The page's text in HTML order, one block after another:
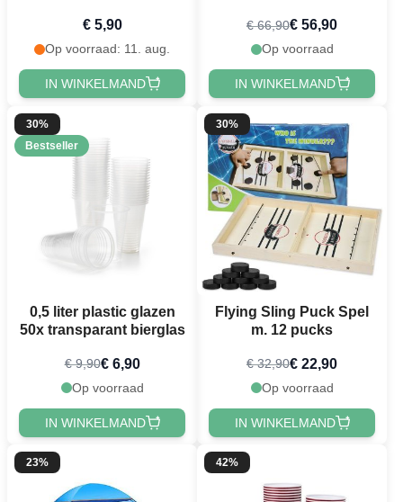
€ 5,90
Op voorraad: 11. aug.
IN WINKELMAND
€ 66,90€ 56,90
Op voorraad
IN WINKELMAND
30%
Bestseller
0,5 liter plastic glazen
50x transparant bierglas
€ 9,90€ 6,90
Op voorraad
IN WINKELMAND
30%
Flying Sling Puck Spel
m. 12 pucks
€ 32,90€ 22,90
Op voorraad
IN WINKELMAND
23% 42%